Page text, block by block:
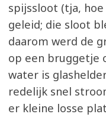
spijssloot (tja,
geleid; die sloot
daarom werd de
op een bruggetje
water is
redelijk snel
er kleine losse